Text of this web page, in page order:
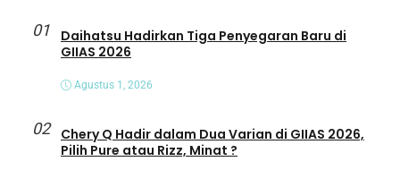
01
Daihatsu Hadirkan Tiga Penyegaran Baru di
GIIAS 2026
Agustus 1, 2026
02
Chery Q Hadir dalam Dua Varian di GIIAS 2026,
Pilih Pure atau Rizz, Minat ?